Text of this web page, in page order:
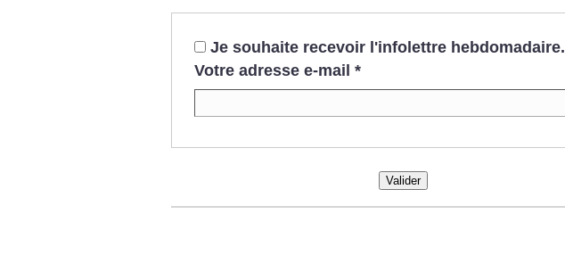
Je souhaite recevoir l'infolettre hebdomadaire.
Votre adresse e-mail *
Valider